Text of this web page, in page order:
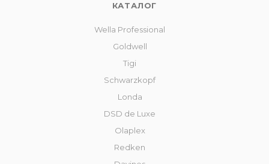
КАТАЛОГ
Wella Professional
Goldwell
Tigi
Schwarzkopf
Londa
DSD de Luxe
Olaplex
Redken